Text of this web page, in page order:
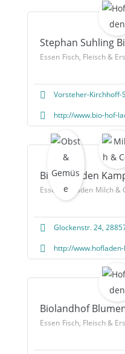
Stephan Suhling
Essen Fisch, Fleisch &
Vorsteher-Kirchhoff-
http://www.bio-hof-
Bio-Hofladen
Essen Hofladen Milch &
Glockenstr. 24,
http://
Biolandhof
Essen Fisch, Fleisch &